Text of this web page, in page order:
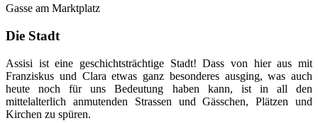
Gasse am Marktplatz
Die Stadt
Assisi ist eine geschichtsträchtige Stadt! Dass von hier aus mit
Franziskus und Clara etwas ganz besonderes ausging, was auch
heute noch für uns Bedeutung haben kann, ist in all den
mittelalterlich anmutenden Strassen und Gässchen, Plätzen und
Kirchen zu spüren.